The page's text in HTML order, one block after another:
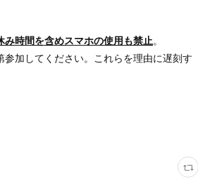
み時間を含めスマホの使用も禁止。
加してください。これらを理由に遅刻す